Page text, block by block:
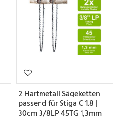
2 Hartmetall Sägeketten
passend für Stiga C 1.8 |
30cm 3/8LP 45TG 1,3mm